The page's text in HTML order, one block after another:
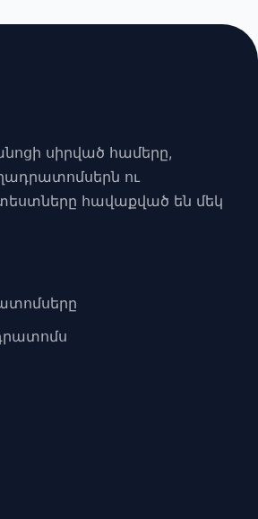
սիրված համերը,
ու
հավաքված են մեկ